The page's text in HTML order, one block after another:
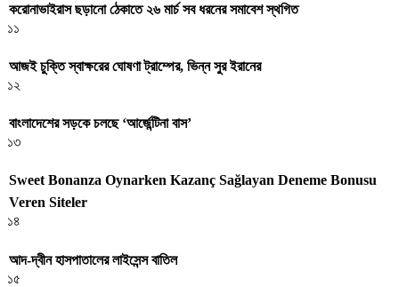
করোনাভাইরাস ছড়ানো ঠেকাতে ২৬ মার্চ সব ধরনের সমাবেশ স্থগিত
১১
আজই চুক্তি স্বাক্ষরের ঘোষণা ট্রাম্পের, ভিন্ন সুর ইরানের
১২
বাংলাদেশের সড়কে চলছে ‘আর্জেন্টিনা বাস’
১৩
Sweet Bonanza Oynarken Kazanç Sağlayan Deneme Bonusu
Veren Siteler
১৪
আদ-দ্বীন হাসপাতালের লাইসেন্স বাতিল
১৫